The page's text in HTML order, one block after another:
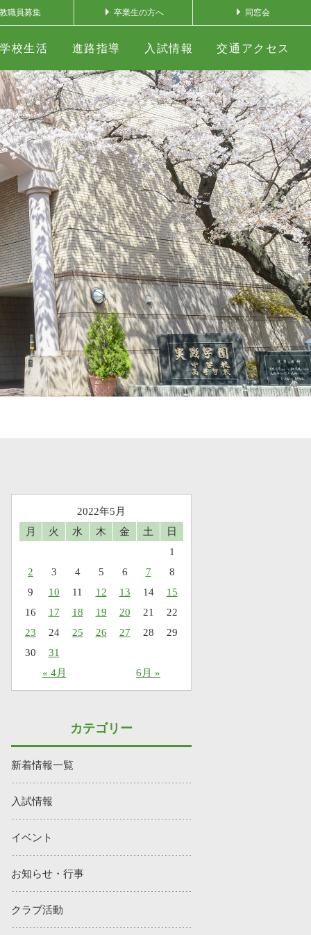
教職員募集 卒業生の方へ 同窓会
学園の歩み 学校施設
サイエンス教育
サイエンス教育
学校生活
実践生の一日 在校生の方へ
進路指導
声
入試情報
試情報
交通アクセス
2022年5月
月
火 水 木 金 土 日
« 4月 6月 »
1
2
3 4 5 6 7
8
9
10 11 12 13 14
15
16
17 18 19 20 21
22
23
24 25 26 27 28
29
30
31
カテゴリー
新着情報一覧
入試情報
イベント
お知らせ・行事
クラブ活動